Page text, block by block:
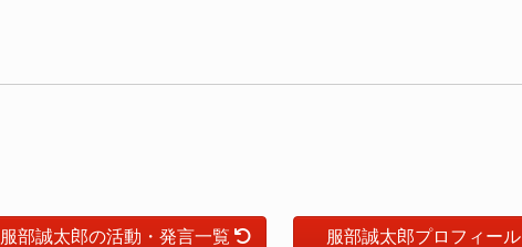
服部誠太郎の活動・発言一覧 服部誠太郎プロフィール